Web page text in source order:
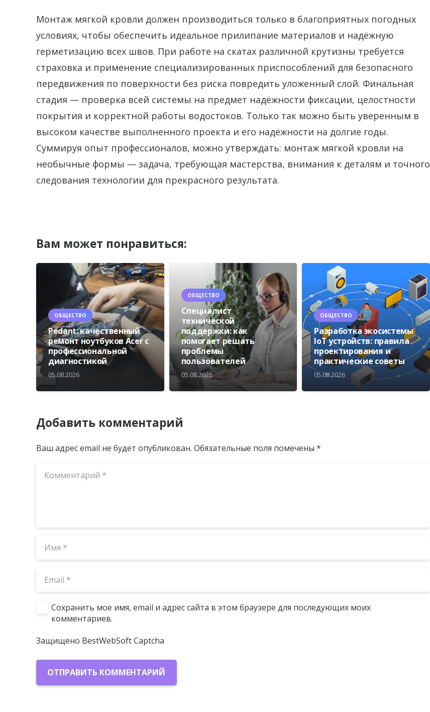
Монтаж мягкой кровли должен производиться только в благоприятных погодных
условиях, чтобы обеспечить идеальное прилипание материалов и надёжную
герметизацию всех швов. При работе на скатах различной крутизны требуется
страховка и применение специализированных приспособлений для безопасного
передвижения по поверхности без риска повредить уложенный слой. Финальная
стадия — проверка всей системы на предмет надёжности фиксации, целостности
покрытия и корректной работы водостоков. Только так можно быть уверенным в
высоком качестве выполненного проекта и его надёжности на долгие годы.
Суммируя опыт профессионалов, можно утверждать: монтаж мягкой кровли на
необычные формы — задача, требующая мастерства, внимания к деталям и точного
следования технологии для прекрасного результата.
Вам может понравиться:
ОБЩЕСТВО
Pedant: качественный
ремонт ноутбуков Acer с
профессиональной
диагностикой
05.08.2026
ОБЩЕСТВО
Специалист
технической
поддержки: как
помогает решать
проблемы
пользователей
05.08.2026
ОБЩЕСТВО
Разработка экосистемы
IoT устройств: правила
проектирования и
практические советы
05.08.2026
Добавить комментарий
Ваш адрес email не будет опубликован. Обязательные поля помечены *
Сохранить моё имя, email и адрес сайта в этом браузере для последующих моих
комментариев.
Защищено BestWebSoft Captcha
ОТПРАВИТЬ КОММЕНТАРИЙ